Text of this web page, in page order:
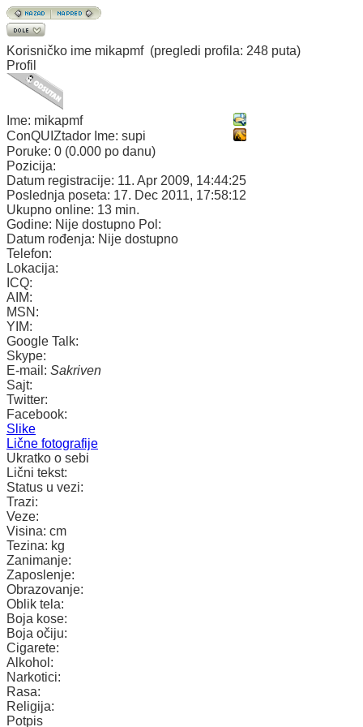
Korisničko ime mikapmf (pregledi profila: 248 puta)
Profil
Ime: mikapmf
ConQUIZtador Ime: supi
Poruke: 0 (0.000 po danu)
Pozicija:
Datum registracije: 11. Apr 2009, 14:44:25
Poslednja poseta: 17. Dec 2011, 17:58:12
Ukupno online: 13 min.
Godine: Nije dostupno Pol:
Datum rođenja: Nije dostupno
Telefon:
Lokacija:
ICQ:
AIM:
MSN:
YIM:
Google Talk:
Skype:
E-mail: Sakriven
Sajt:
Twitter:
Facebook:
Slike
Lične fotografije
Ukratko o sebi
Lični tekst:
Status u vezi:
Trazi:
Veze:
Visina: cm
Tezina: kg
Zanimanje:
Zaposlenje:
Obrazovanje:
Oblik tela:
Boja kose:
Boja očiju:
Cigarete:
Alkohol:
Narkotici:
Rasa:
Religija:
Potpis